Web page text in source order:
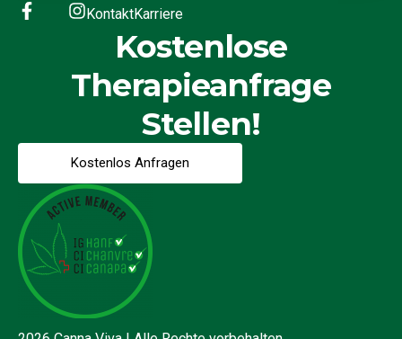
KontaktKarriere
Kostenlose
Therapieanfrage
Stellen!
Kostenlos Anfragen